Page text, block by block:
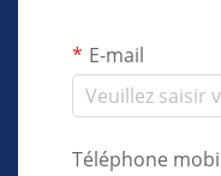
E-mail
Téléphone